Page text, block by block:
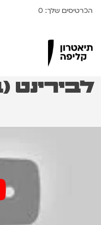
הכרטיסים שלך: 0
Clipa Theater
לבירינט (2001)